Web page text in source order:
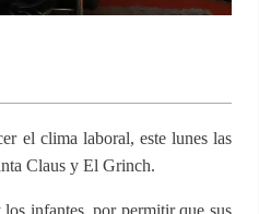
el clima laboral, este lunes las
Claus y El Grinch.
infantes, por permitir que sus